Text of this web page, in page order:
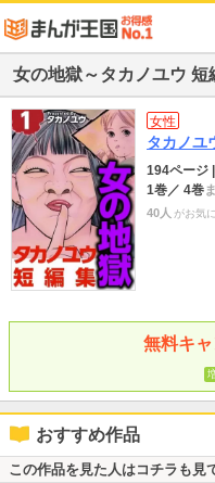
女の地獄～タカノユウ 短
女性
タカノユ
194ページ
1巻／ 4巻
40人 がお気
無料キ
おすすめ作品
この作品を見た人はコチラも見